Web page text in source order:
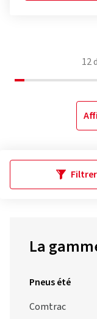
12
La
Pneus été
Comtrac